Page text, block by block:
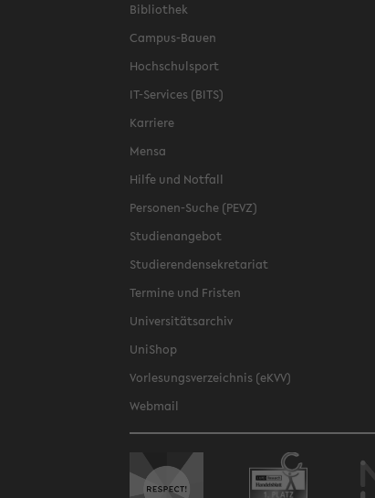
Bi­blio­thek
Campus-​Bauen
Hoch­schul­sport
IT-​Services (BITS)
Kar­rie­re
Mensa
Hilfe und Not­fall
Personen-​Suche (PEVZ)
Stu­di­en­an­ge­bot
Stu­die­ren­den­se­kre­ta­ri­at
Ter­mi­ne und Fris­ten
Uni­ver­si­täts­ar­chiv
Uni­Shop
Vor­le­sungs­ver­zeich­nis (eKVV)
Web­mail